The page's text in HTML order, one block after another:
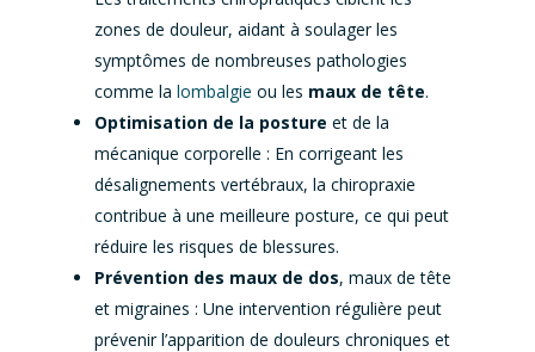
zones de douleur, aidant à soulager les
symptômes de nombreuses pathologies
comme la lombalgie ou les maux de tête.
Optimisation de la posture et de la
mécanique corporelle : En corrigeant les
désalignements vertébraux, la chiropraxie
contribue à une meilleure posture, ce qui peut
réduire les risques de blessures.
Prévention des maux de dos, maux de tête
et migraines : Une intervention régulière peut
prévenir l’apparition de douleurs chroniques et